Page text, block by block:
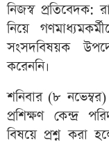
নিজস্ব প্রতিবেদক:
নিয়ে
সংসদবিষয়ক
করেননি।
শনিবার (৮
প্রশিক্ষণ কেন্দ্র
বিষয়ে প্রশ্ন করা